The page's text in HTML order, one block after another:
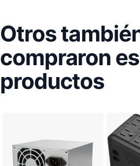
Otros
compraron
productos